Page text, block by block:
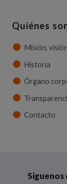
Quiénes
Misión,
Historia
Órgano
Contacto
Siguenos